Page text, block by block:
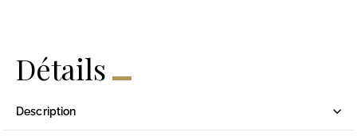
Détails
Description